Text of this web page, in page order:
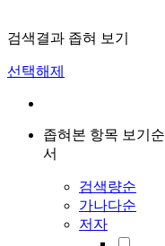
검색결과 좁혀 보기
선택해제
좁혀본 항목 보기순
서
검색량순
가나다순
저자